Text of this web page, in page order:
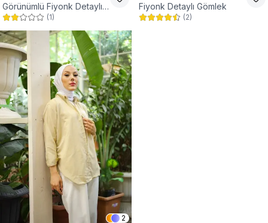
Görünümlü Fiyonk Detaylı
Gömlek
(1)
Fiyonk Detaylı Gömlek
(2)
2